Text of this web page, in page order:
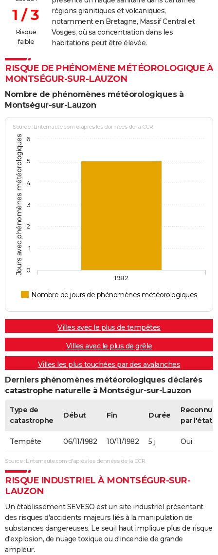
06/12/2001 20 000 20 000 0
07/07/1991 1 000 0
1 / 3
Risque
faible
régions granitiques et volcaniques,
notamment en Bretagne, Massif Central et
Vosges, où sa concentration dans les
habitations peut être élevée.
RISQUE DE PHÉNOMÈNE MÉTÉOROLOGIQUE À
MONTSÉGUR-SUR-LAUZON
Nombre de phénomènes météorologiques à
Montségur-sur-Lauzon
Jours avec phénomènes météorologiques
Source : Linternaute.com d'après les données de la CCR
Nombre de jours de phénomènes météorologiques
1982
0
1
2
3
4
5
6
Villes avec le plus de tempêtes
Villes avec le plus de grêle
Villes les plus touchées par des avalanches
Derniers phénomènes météorologiques déclarés
catastrophe naturelle à Montségur-sur-Lauzon
Type de
catastrophe
Début Fin Durée
Reconnue
par l'état
Tempête 06/11/1982 10/11/1982 5 j Oui
Source : Linternaute.com d'après les données de la CCR
RISQUE INDUSTRIEL À MONTSÉGUR-SUR-
LAUZON
Un établissement SEVESO est un site industriel présentant
des risques d'accidents majeurs liés à la manipulation de
substances dangereuses. Le seuil haut implique plus de risque
d'explosion, de nuage toxique ou d'incendie de grande
ampleur.